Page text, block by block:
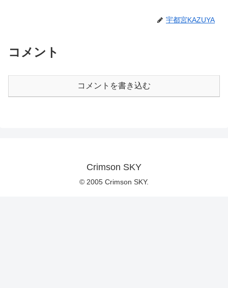
宇都宮KAZUYA
コメント
コメントを書き込む
Crimson SKY
© 2005 Crimson SKY.